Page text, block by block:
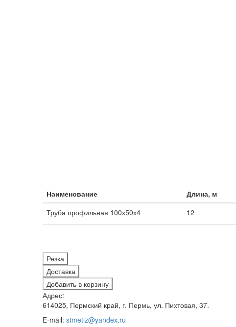
Наименование
Длина, м
Труба профильная 100х50х4
12
Резка
Доставка
Добавить в корзину
Адрес:
614025, Пермский край, г. Пермь, ул. Пихтовая, 37.
E-mail: stmetiz@yandex.ru